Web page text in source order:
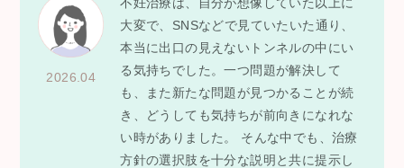
2026.04
大変で、SNSなどで見ていたいた通り、
本当に出口の見えないトンネルの中にい
る気持ちでした。一つ問題が解決して
も、また新たな問題が見つかることが続
き、どうしても気持ちが前向きになれな
い時がありました。 そんな中でも、治療
方針の選択肢を十分な説明と共に提示し